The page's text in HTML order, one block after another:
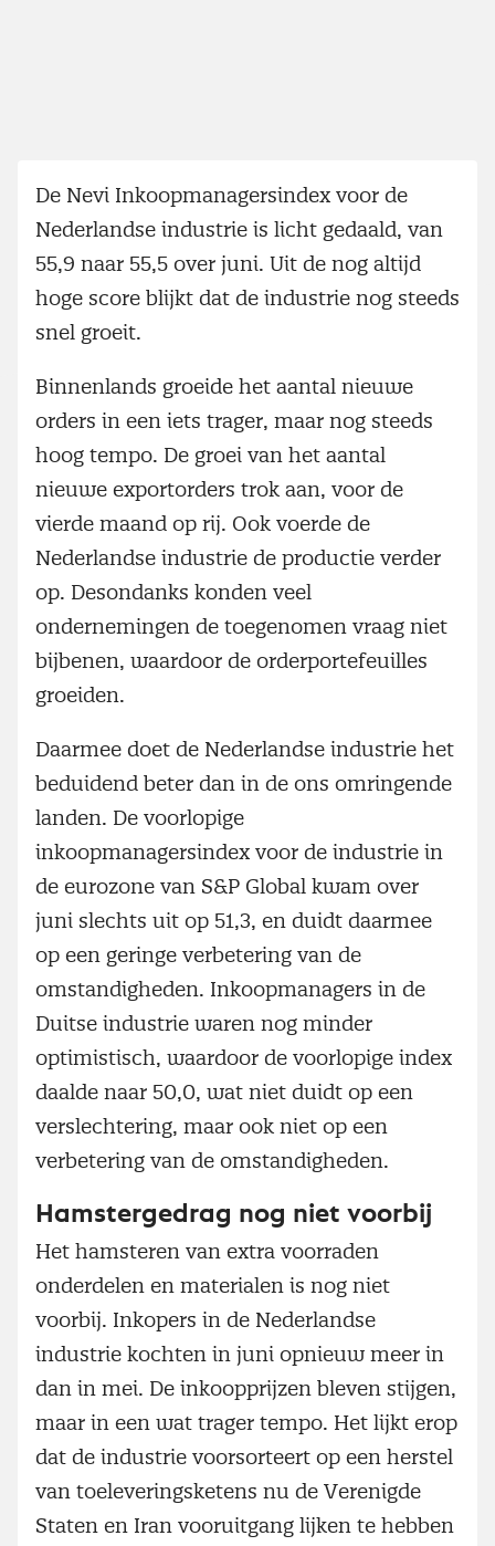
De Nevi Inkoopmanagersindex voor de
Nederlandse industrie is licht gedaald, van
55,9 naar 55,5 over juni. Uit de nog altijd
hoge score blijkt dat de industrie nog steeds
snel groeit.
Binnenlands groeide het aantal nieuwe
orders in een iets trager, maar nog steeds
hoog tempo. De groei van het aantal
nieuwe exportorders trok aan, voor de
vierde maand op rij. Ook voerde de
Nederlandse industrie de productie verder
op. Desondanks konden veel
ondernemingen de toegenomen vraag niet
bijbenen, waardoor de orderportefeuilles
groeiden.
Daarmee doet de Nederlandse industrie het
beduidend beter dan in de ons omringende
landen. De voorlopige
inkoopmanagersindex voor de industrie in
de eurozone van S&P Global kwam over
juni slechts uit op 51,3, en duidt daarmee
op een geringe verbetering van de
omstandigheden. Inkoopmanagers in de
Duitse industrie waren nog minder
optimistisch, waardoor de voorlopige index
daalde naar 50,0, wat niet duidt op een
verslechtering, maar ook niet op een
verbetering van de omstandigheden.
Hamstergedrag nog niet voorbij
Het hamsteren van extra voorraden
onderdelen en materialen is nog niet
voorbij. Inkopers in de Nederlandse
industrie kochten in juni opnieuw meer in
dan in mei. De inkoopprijzen bleven stijgen,
maar in een wat trager tempo. Het lijkt erop
dat de industrie voorsorteert op een herstel
van toeleveringsketens nu de Verenigde
Staten en Iran vooruitgang lijken te hebben